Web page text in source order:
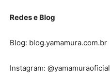
Redes e Blog
Blog: blog.yamamura.com.br
Instagram: @yamamuraoficial